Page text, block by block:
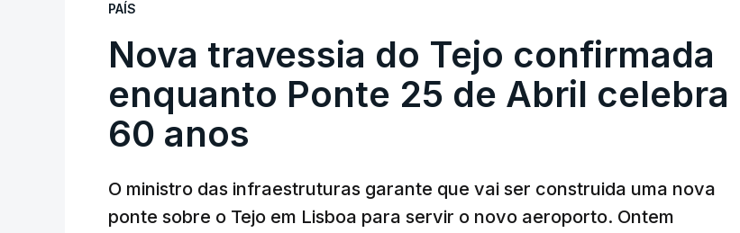
PAÍS
Nova travessia do Tejo confirmada
enquanto Ponte 25 de Abril celebra
60 anos
O ministro das infraestruturas garante que vai ser construida uma nova
ponte sobre o Tejo em Lisboa para servir o novo aeroporto. Ontem